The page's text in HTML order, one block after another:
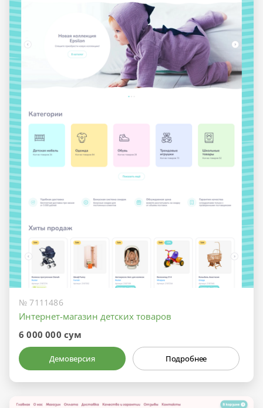
№ 7111486
Интернет-магазин детских товаров
6 000 000 сум
Демоверсия Подробнее